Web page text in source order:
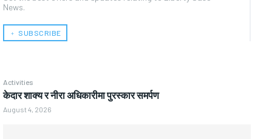
News.
﹢ SUBSCRIBE
Activities
केदार शाक्य र नीरा अधिकारीमा पुरस्कार समर्पण
August 4, 2026